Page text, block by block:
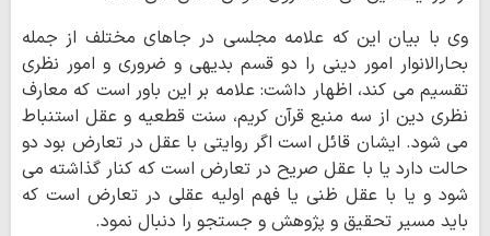
وی با بیان این که علامه مجلسی در جاهای مختلف از جمله
بحارالانوار امور دینی را دو قسم بدیهی و ضروری و امور نظری
تقسیم می کند، اظهار داشت: علامه بر این باور است که معارف
نظری دین از سه منبع قرآن کریم، سنت قطعیه و عقل استنباط
می شود. ایشان قائل است اگر روایتی با عقل در تعارض بود دو
حالت دارد یا با عقل صریح در تعارض است که کنار گذاشته می
شود و یا با عقل ظنی یا فهم اولیه عقلی در تعارض است که
باید مسیر تحقیق و پژوهش و جستجو را دنبال نمود.